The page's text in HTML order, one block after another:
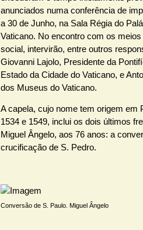
anunciados numa conferência de
a 30 de Junho, na Sala Régia do
Vaticano. No encontro com os
social, intervirão, entre outros
Giovanni Lajolo, Presidente da
Estado da Cidade do Vaticano, e
dos Museus do Vaticano.
A capela, cujo nome tem origem em
1534 e 1549, inclui os dois últimos
Miguel Ângelo, aos 76 anos: a
crucificação de S. Pedro.
Conversão de S. Paulo. Miguel Ângelo